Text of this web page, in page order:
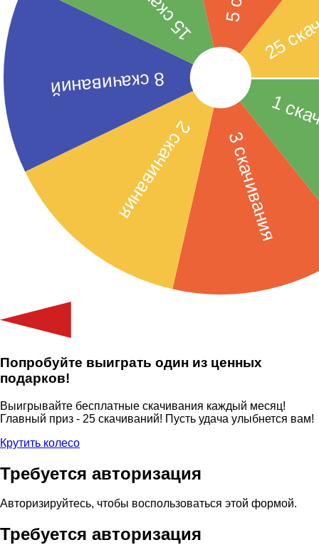
Попробуйте выиграть один из ценных
подарков!
Выигрывайте бесплатные скачивания каждый месяц!
Главный приз - 25 скачиваний! Пусть удача улыбнется вам!
Крутить колесо
Требуется авторизация
Авторизируйтесь, чтобы воспользоваться этой формой.
Требуется авторизация